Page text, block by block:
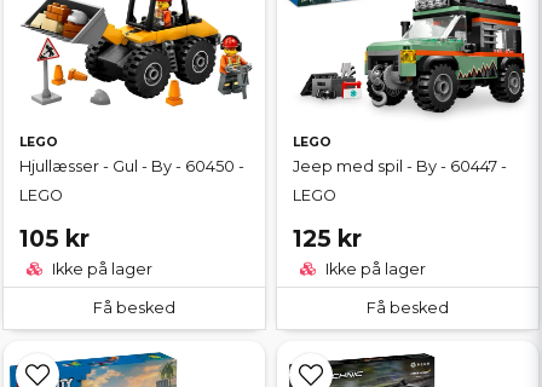
LEGO
Hjullæsser - Gul - By - 60450 -
LEGO
105 kr
Ikke på lager
Få besked
LEGO
Jeep med spil - By - 60447 -
LEGO
125 kr
Ikke på lager
Få besked